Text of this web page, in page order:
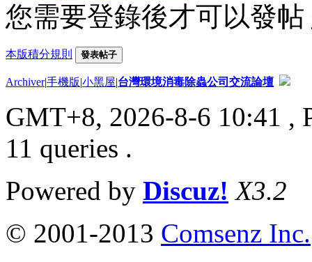
您需要登錄後才可以發帖
本版積分規則 發表帖子
Archiver|手機版|小黑屋|台灣環境消毒除蟲公司交流論壇
GMT+8, 2026-8-6 10:41 ,
11 queries .
Powered by Discuz! X3.2
© 2001-2013 Comsenz Inc.